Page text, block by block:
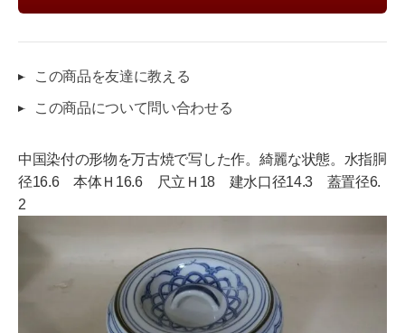
この商品を友達に教える
この商品について問い合わせる
中国染付の形物を万古焼で写した作。綺麗な状態。水指胴
径16.6 本体Ｈ16.6 尺立Ｈ18 建水口径14.3 蓋置径6.
2